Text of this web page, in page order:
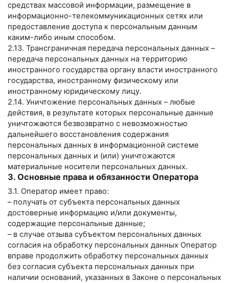
средствах массовой информации, размещение в
информационно-телекоммуникационных сетях или
предоставление доступа к персональным данным
каким-либо иным способом.
2.13. Трансграничная передача персональных данных –
передача персональных данных на территорию
иностранного государства органу власти иностранного
государства, иностранному физическому или
иностранному юридическому лицу.
2.14. Уничтожение персональных данных – любые
действия, в результате которых персональные данные
уничтожаются безвозвратно с невозможностью
дальнейшего восстановления содержания
персональных данных в информационной системе
персональных данных и (или) уничтожаются
материальные носители персональных данных.
3. Основные права и обязанности Оператора
3.1. Оператор имеет право:
– получать от субъекта персональных данных
достоверные информацию и/или документы,
содержащие персональные данные;
– в случае отзыва субъектом персональных данных
согласия на обработку персональных данных Оператор
вправе продолжить обработку персональных данных
без согласия субъекта персональных данных при
наличии оснований, указанных в Законе о персональных